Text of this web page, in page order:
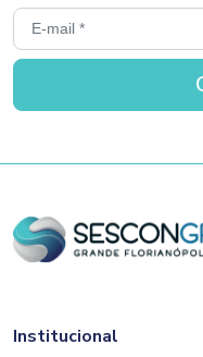
Institucional